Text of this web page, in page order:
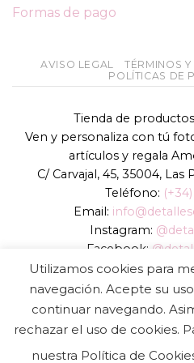
Formas de pago
AVISO LEGAL
TÉRMINOS
POLÍTICAS DE
Tienda de
Ven y personaliza con tú
artículos y regala
C/ Carvajal, 45, 35004, Las
Teléfono:
Email:
Instagram:
Facebook:
TikTok:
Página web:
Copyright 2026 ©
Utilizamos cookies para
navegación. Acepte su
continuar navegando.
rechazar el uso de cookies.
nuestra Política de